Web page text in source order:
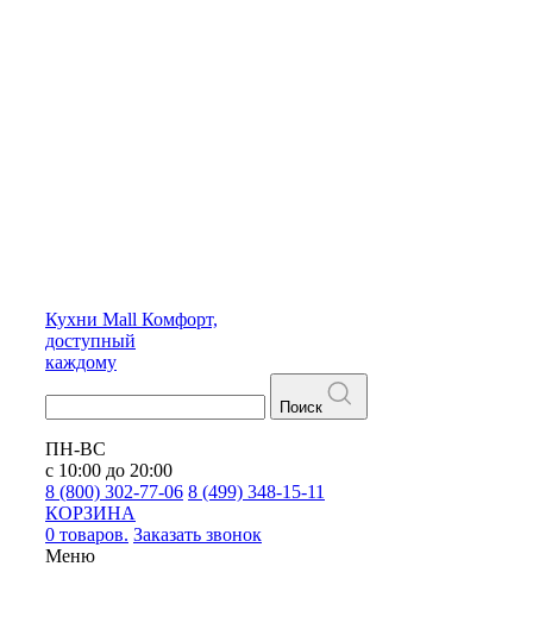
Кухни Mall Комфорт,
доступный
каждому
Поиск
ПН-ВС
с 10:00 до 20:00
8 (800) 302-77-06 8 (499) 348-15-11
КОРЗИНА
0 товаров. Заказать звонок
Меню